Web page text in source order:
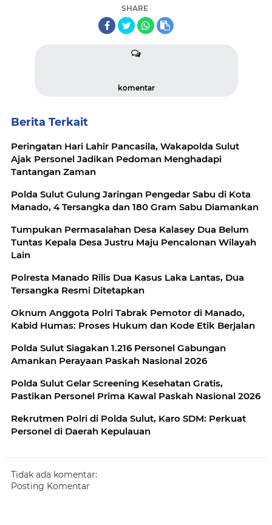
SHARE
komentar
Berita Terkait
Peringatan Hari Lahir Pancasila, Wakapolda Sulut
Ajak Personel Jadikan Pedoman Menghadapi
Tantangan Zaman
Polda Sulut Gulung Jaringan Pengedar Sabu di Kota
Manado, 4 Tersangka dan 180 Gram Sabu Diamankan
Tumpukan Permasalahan Desa Kalasey Dua Belum
Tuntas Kepala Desa Justru Maju Pencalonan Wilayah
Lain
Polresta Manado Rilis Dua Kasus Laka Lantas, Dua
Tersangka Resmi Ditetapkan
Oknum Anggota Polri Tabrak Pemotor di Manado,
Kabid Humas: Proses Hukum dan Kode Etik Berjalan
Polda Sulut Siagakan 1.216 Personel Gabungan
Amankan Perayaan Paskah Nasional 2026
Polda Sulut Gelar Screening Kesehatan Gratis,
Pastikan Personel Prima Kawal Paskah Nasional 2026
Rekrutmen Polri di Polda Sulut, Karo SDM: Perkuat
Personel di Daerah Kepulauan
Tidak ada komentar:
Posting Komentar